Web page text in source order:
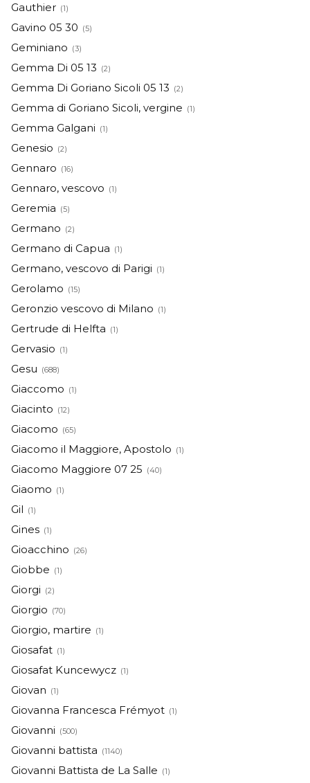
Gauthier (1)
Gavino 05 30 (5)
Geminiano (3)
Gemma Di 05 13 (2)
Gemma Di Goriano Sicoli 05 13 (2)
Gemma di Goriano Sicoli, vergine (1)
Gemma Galgani (1)
Genesio (2)
Gennaro (16)
Gennaro, vescovo (1)
Geremia (5)
Germano (2)
Germano di Capua (1)
Germano, vescovo di Parigi (1)
Gerolamo (15)
Geronzio vescovo di Milano (1)
Gertrude di Helfta (1)
Gervasio (1)
Gesu (688)
Giaccomo (1)
Giacinto (12)
Giacomo (65)
Giacomo il Maggiore, Apostolo (1)
Giacomo Maggiore 07 25 (40)
Giaomo (1)
Gil (1)
Gines (1)
Gioacchino (26)
Giobbe (1)
Giorgi (2)
Giorgio (70)
Giorgio, martire (1)
Giosafat (1)
Giosafat Kuncewycz (1)
Giovan (1)
Giovanna Francesca Frémyot (1)
Giovanni (500)
Giovanni battista (1140)
Giovanni Battista de La Salle (1)